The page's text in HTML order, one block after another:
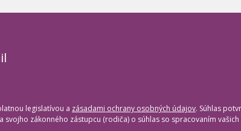
legislatívou a zásadami ochrany osobných údajov. Súhlas
zákonného zástupcu (rodiča) o súhlas so spracovaním